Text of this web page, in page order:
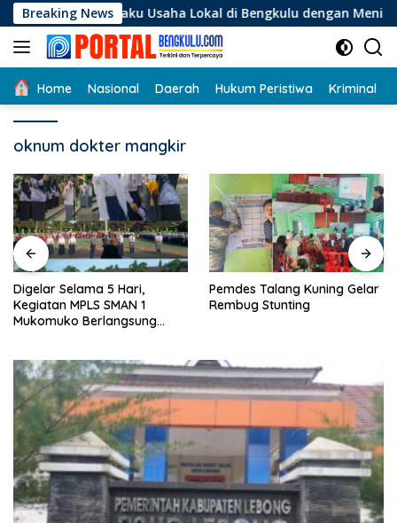
Langsung
ke
konten
Breaking News
Pelaku Usaha Lokal di Bengkulu dengan Meningkatkan
Home Nasional Daerah Hukum Peristiwa Kriminal
oknum dokter mangkir
Digelar Selama 5 Hari,
Kegiatan MPLS SMAN 1
Mukomuko Berlangsung
Pemdes Talang Kuning Gelar
Rembug Stunting